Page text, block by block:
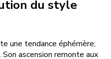
du style
une tendance éphémère;
ascension remonte aux